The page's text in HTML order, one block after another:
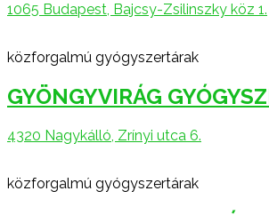
1065 Budapest, Bajcsy-Zsilinszky köz 1.
közforgalmú gyógyszertárak
GYÖNGYVIRÁG
4320 Nagykálló, Zrínyi utca 6.
közforgalmú gyógyszertárak